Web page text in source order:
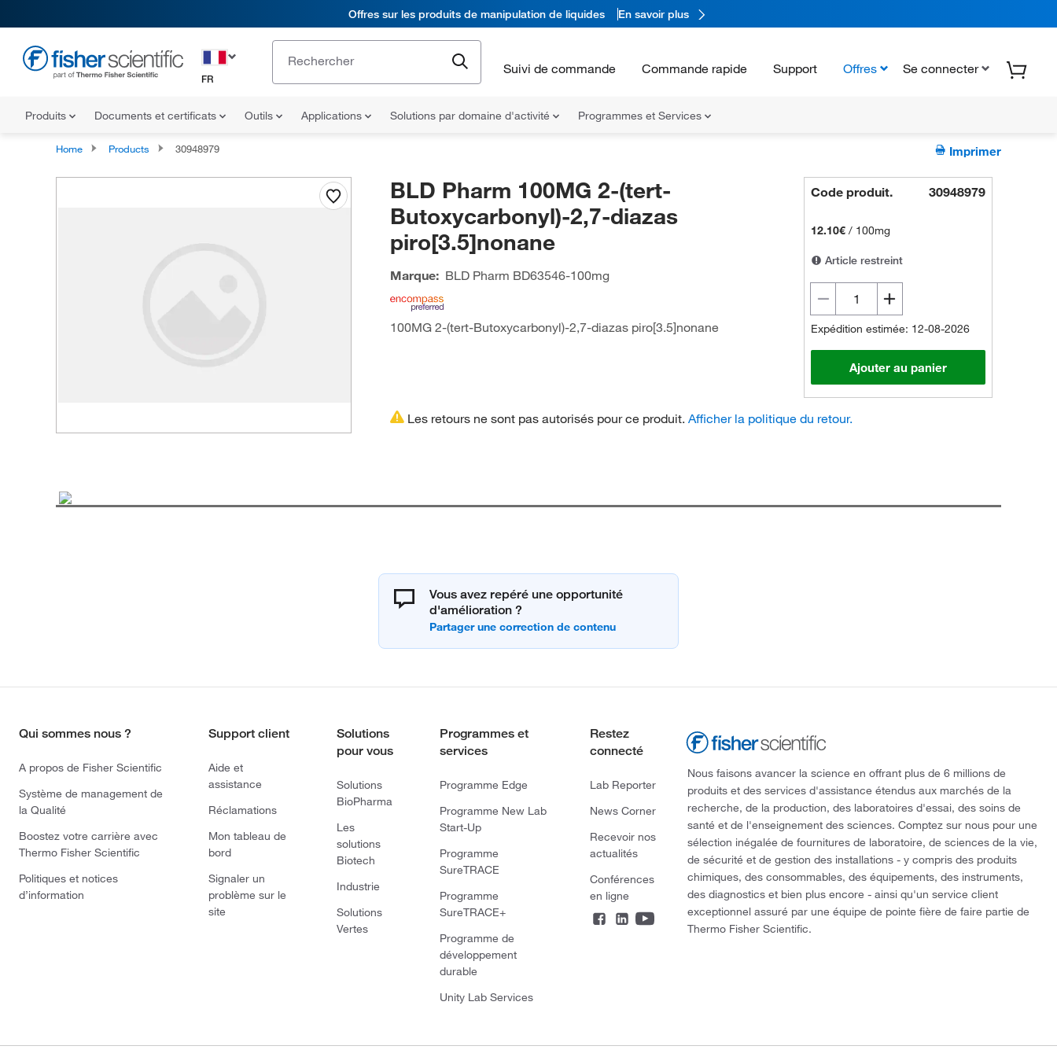
Offres sur les produits de manipulation de liquides En savoir plus
FR
Suivi de commande Commande rapide Support Offres Se connecter
Produits Documents et certificats Outils Applications Solutions par domaine d'activité Programmes et Services
Home Products 30948979 Imprimer
BLD Pharm 100MG 2-(tert-
Butoxycarbonyl)-2,7-diazas
piro[3.5]nonane
Marque: BLD Pharm BD63546-100mg
100MG 2-(tert-Butoxycarbonyl)-2,7-diazas piro[3.5]nonane
Code produit. 30948979
12.10€ / 100mg
Article restreint
Expédition estimée: 12-08-2026
Ajouter au panier
Les retours ne sont pas autorisés pour ce produit. Afficher la politique du retour.
Vous avez repéré une opportunité
d'amélioration ?
Qui sommes nous ?
A propos de Fisher Scientific
Système de management de
la Qualité
Boostez votre carrière avec
Thermo Fisher Scientific
Politiques et notices
d’information
Support client
Aide et
assistance
Réclamations
Mon tableau de
bord
Signaler un
problème sur le
site
Solutions
pour vous
Solutions
BioPharma
Les
solutions
Biotech
Industrie
Solutions
Vertes
Programmes et
services
Programme Edge
Programme New Lab
Start-Up
Programme
SureTRACE
Programme
SureTRACE+
Programme de
développement
durable
Unity Lab Services
Restez
connecté
Lab Reporter
News Corner
Recevoir nos
actualités
Conférences
en ligne
Nous faisons avancer la science en offrant plus de 6 millions de
produits et des services d'assistance étendus aux marchés de la
recherche, de la production, des laboratoires d'essai, des soins de
santé et de l'enseignement des sciences. Comptez sur nous pour une
sélection inégalée de fournitures de laboratoire, de sciences de la vie,
de sécurité et de gestion des installations - y compris des produits
chimiques, des consommables, des équipements, des instruments,
des diagnostics et bien plus encore - ainsi qu'un service client
exceptionnel assuré par une équipe de pointe fière de faire partie de
Thermo Fisher Scientific.